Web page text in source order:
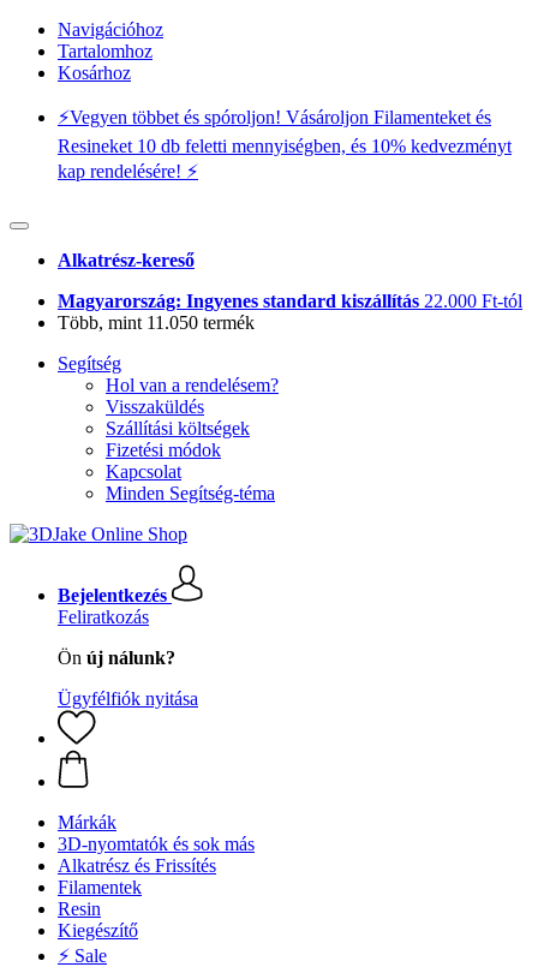
Navigációhoz
Tartalomhoz
Kosárhoz
⚡️Vegyen többet és spóroljon! Vásároljon Filamenteket és
Resineket 10 db feletti mennyiségben, és 10% kedvezményt
kap rendelésére! ⚡️
Alkatrész-kereső
Magyarország: Ingyenes standard kiszállítás 22.000 Ft-tól
Több, mint 11.050 termék
Segítség
Hol van a rendelésem?
Visszaküldés
Szállítási költségek
Fizetési módok
Kapcsolat
Minden Segítség-téma
Bejelentkezés
Feliratkozás
Ön új nálunk?
Ügyfélfiók nyitása
Márkák
3D-nyomtatók és sok más
Alkatrész és Frissítés
Filamentek
Resin
Kiegészítő
⚡ Sale